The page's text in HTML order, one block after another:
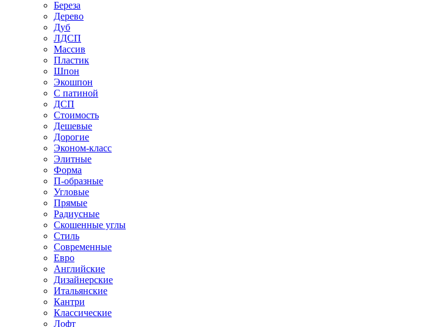
Береза
Дерево
Дуб
ЛДСП
Массив
Пластик
Шпон
Экошпон
С патиной
ДСП
Стоимость
Дешевые
Дорогие
Эконом-класс
Элитные
Форма
П-образные
Угловые
Прямые
Радиусные
Скошенные углы
Стиль
Современные
Евро
Английские
Дизайнерские
Итальянские
Кантри
Классические
Лофт